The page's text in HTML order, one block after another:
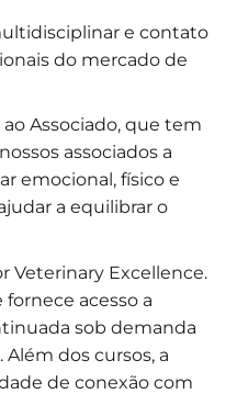
e contato
do mercado de
Associado, que tem
associados a
emocional, físico e
a equilibrar o
Veterinary Excellence.
acesso a
sob demanda
Além dos cursos, a
de conexão com